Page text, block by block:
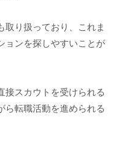
り扱っており、これま
ョンを探しやすいことが
接スカウトを受けられる
ら転職活動を進められる